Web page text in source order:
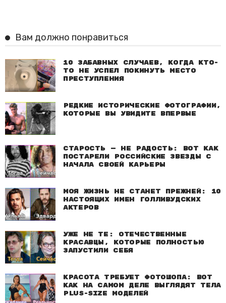
Вам должно понравиться
10 забавных случаев, когда кто-
то не успел покинуть место
преступления
Редкие исторические фотографии,
которые вы увидите впервые
Старость — не радость: Вот как
постарели российские звезды с
начала своей карьеры
Моя жизнь не станет прежней: 10
настоящих имен голливудских
актеров
Уже не те: Отечественные
красавцы, которые полностью
запустили себя
Красота требует фотошопа: Вот
как на самом деле выглядят тела
plus-size моделей